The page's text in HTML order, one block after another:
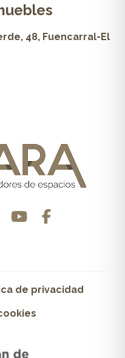
48, Fuencarral-El
de privacidad